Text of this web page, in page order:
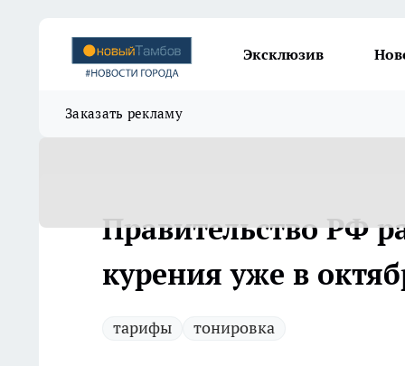
Эксклюзив
Заказать рекламу
Правительство РФ
курения уже в
тарифы тонировка